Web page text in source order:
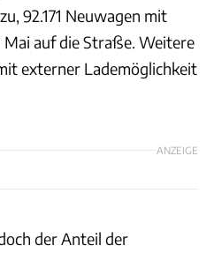
92.171 Neuwagen mit
auf die Straße. Weitere
externer Lademöglichkeit
ANZEIGE
der Anteil der